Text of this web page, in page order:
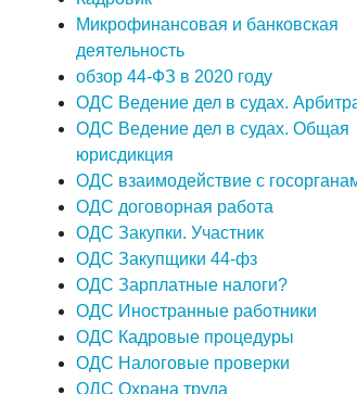
Микрофинансовая и банковская
деятельность
обзор 44-ФЗ в 2020 году
ОДС Ведение дел в судах.
ОДС Ведение дел в судах. Общая
юрисдикция
ОДС взаимодействие с
ОДС договорная работа
ОДС Закупки. Участник
ОДС Закупщики 44-фз
ОДС Зарплатные налоги?
ОДС Иностранные работники
ОДС Кадровые процедуры
ОДС Налоговые проверки
ОДС Охрана труда